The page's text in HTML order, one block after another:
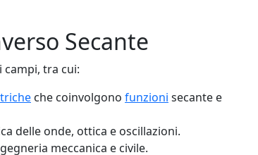
Secante
campi, tra cui:
che coinvolgono funzioni secante e
delle onde, ottica e oscillazioni.
meccanica e civile.